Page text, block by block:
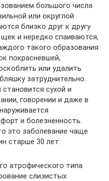
большого числа
или округлой
близко друг к другу
и нередко спаиваются,
такого образования
покрасневшей,
или удалить
затруднительно.
сухой и
говорении и даже в
и болезненность.
это заболевание чаще
старше 30 лет.
атрофического типа
слизистых